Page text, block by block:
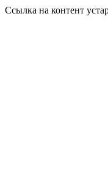
Ссылка на контент